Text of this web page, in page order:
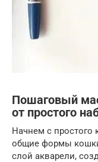
Пошаговый
от простого
Начнем с простого
общие формы
слой акварели,